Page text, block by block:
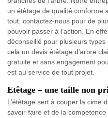
un étêtage de qualité conforme
tout, contactez-nous pour de
pouvoir passer à l’action. En
déconseillé pour plusieurs
cela un devis étêtage d’arbre
gratuite et sans engagement
est au service de tout projet.
Etêtage – une taille non
L’étêtage sert à couper la cime
savoir-faire et de la compétence